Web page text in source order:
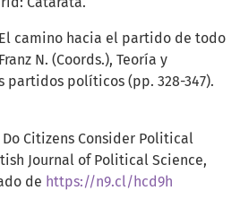
camino hacia el partido de todo
N. (Coords.), Teoría y
políticos (pp. 328-347).
Do Citizens Consider Political
Journal of Political Science,
de https://n9.cl/hcd9h